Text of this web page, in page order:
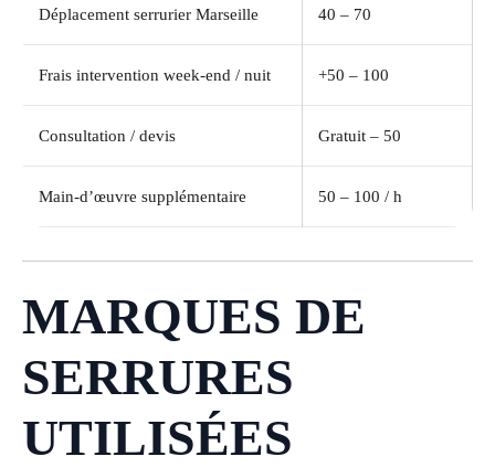
Déplacement serrurier Marseille 40 – 70
Frais intervention week-end / nuit +50 – 100
Consultation / devis Gratuit – 50
Main-d’œuvre supplémentaire 50 – 100 / h
MARQUES DE
SERRURES
UTILISÉES